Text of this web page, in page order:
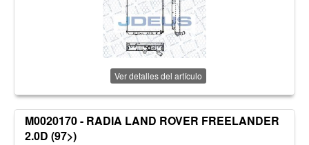
Ver detalles del artículo
M0020170 - RADIA LAND ROVER FREELANDER
2.0D (97>)